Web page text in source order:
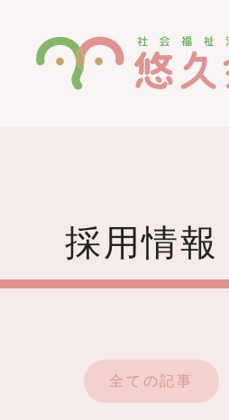
採用情報
全ての記事